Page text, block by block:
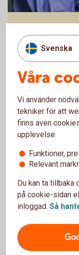
Hantera
enkelt,
sätt
Om Bokio
Bokio är ett
Svenska
Våra
Vi använder
tekniker för att
finns även
upplevelse:
Funktioner,
Relevant
Du kan ta tillbaka
på cookie-sidan
inloggad. Så